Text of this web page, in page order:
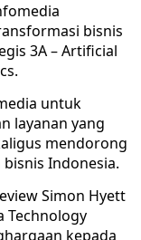
bisnis
3A – Artificial
untuk
layanan yang
mendorong
Indonesia.
Simon Hyett
Technology
kepada